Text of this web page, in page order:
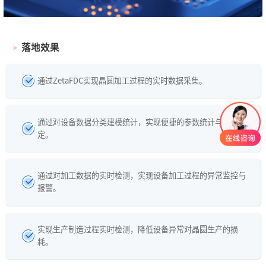
落地效果
通过ZetaFDC实现晶圆加工过程的实时数据采集。
通过对设备数据分类建模统计，实现便捷的参数统计与阈值设
定。
通过对加工数据的实时检测，实现设备加工过程的异常监控与
报警。
实现生产制造过程实时检测，降低设备异常对晶圆生产的损
耗。